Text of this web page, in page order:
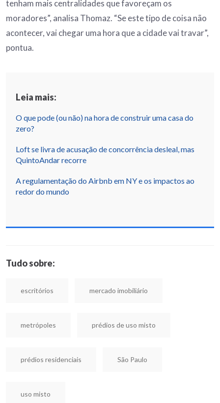
tenham mais centralidades que favoreçam os
moradores”, analisa Thomaz. “Se este tipo de coisa não
acontecer, vai chegar uma hora que a cidade vai travar”,
pontua.
Leia mais:
O que pode (ou não) na hora de construir uma casa do
zero?
Loft se livra de acusação de concorrência desleal, mas
QuintoAndar recorre
A regulamentação do Airbnb em NY e os impactos ao
redor do mundo
Tudo sobre:
escritórios mercado imobiliário
metrópoles prédios de uso misto
prédios residenciais São Paulo
uso misto